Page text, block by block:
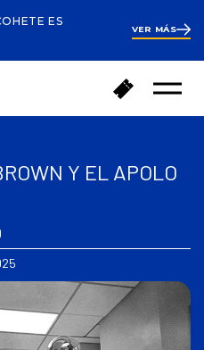
ES
VER MÁS
a
t
a
a
Abrir
Y EL APOLO